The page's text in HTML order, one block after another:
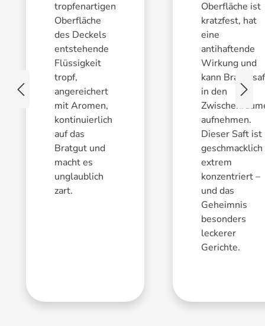
tropfenartigen
Oberfläche
des Deckels
entstehende
Flüssigkeit
tropf,
angereichert
mit Aromen,
kontinuierlich
auf das
Bratgut und
macht es
unglaublich
zart.
Oberfläche ist
kratzfest, hat
eine
antihaftende
Wirkung und
kann
in den
aufnehmen.
Dieser Saft ist
geschmacklich
extrem
konzentriert –
und das
Geheimnis
besonders
leckerer
Gerichte.